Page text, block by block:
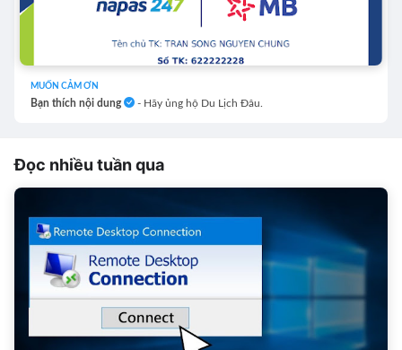
MUỐN CẢM ƠN
Bạn thích nội dung - Hãy ủng hộ Du Lịch Đâu.
Đọc nhiều tuần qua